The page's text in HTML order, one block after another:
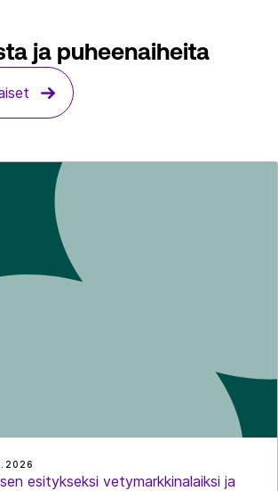
ja puheenaiheita
esitykseksi vetymarkkinalaiksi ja